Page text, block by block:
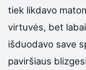
tiek likdavo
virtuvės, bet
išduodavo save
paviršiaus